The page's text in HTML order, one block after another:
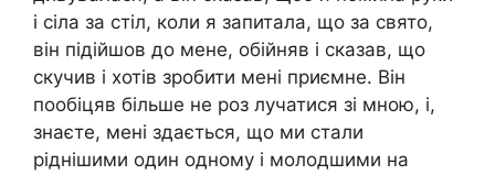
і сіла за стіл, коли я запитала, що за свято,
він підійшов до мене, обійняв і сказав, що
скучив і хотів зробити мені приємне. Він
пообіцяв більше не роз лучатися зі мною, і,
знаєте, мені здається, що ми стали
ріднішими один одному і молодшими на